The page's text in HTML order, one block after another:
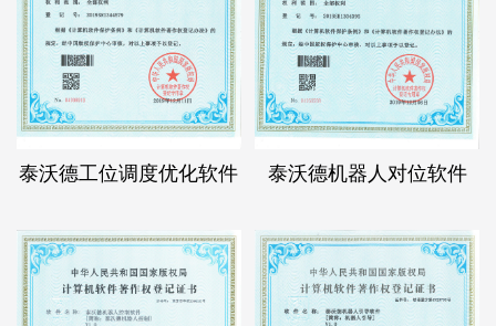
泰沃德工位调度优化软件 泰沃德机器人对位软件